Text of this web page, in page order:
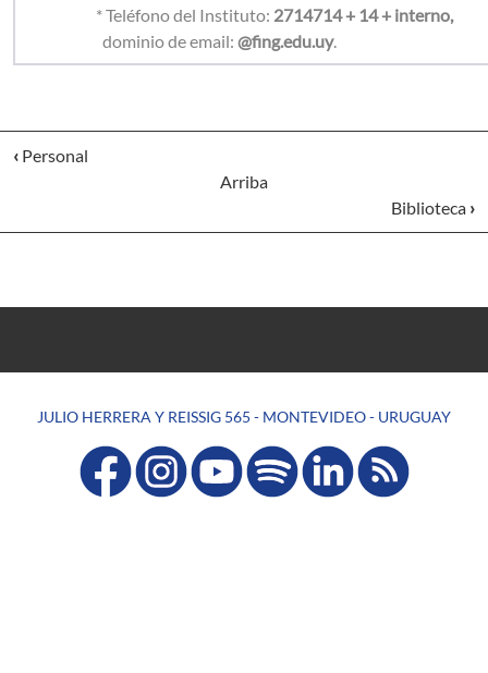
* Teléfono del Instituto: 2714714 + 14 + interno,
dominio de email: @fing.edu.uy.
‹ Personal
Arriba
Biblioteca ›
JULIO HERRERA Y REISSIG 565 - MONTEVIDEO - URUGUAY